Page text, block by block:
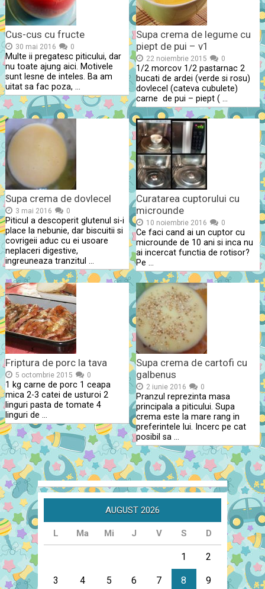
Cus-cus cu fructe
30 mai 2016 0
Multe ii pregatesc piticului, dar
nu toate ajung aici. Motivele
sunt lesne de inteles. Ba am
uitat sa fac poza, …
Supa crema de legume cu
piept de pui – v1
22 noiembrie 2015 0
1/2 morcov 1/2 pastarnac 2
bucati de ardei (verde si rosu)
dovlecel (cateva cubulete)
carne de pui – piept ( …
Supa crema de dovlecel
3 mai 2016 0
Piticul a descoperit glutenul si-i
place la nebunie, dar biscuitii si
covrigeii aduc cu ei usoare
neplaceri digestive,
ingreuneaza tranzitul …
Curatarea cuptorului cu
microunde
10 noiembrie 2016 0
Ce faci cand ai un cuptor cu
microunde de 10 ani si inca nu
ai incercat functia de rotisor?
Pe …
Friptura de porc la tava
5 octombrie 2015 0
1 kg carne de porc 1 ceapa
mica 2-3 catei de usturoi 2
linguri pasta de tomate 4
linguri de …
Supa crema de cartofi cu
galbenus
2 iunie 2016 0
Pranzul reprezinta masa
principala a piticului. Supa
crema este la mare rang in
preferintele lui. Incerc pe cat
posibil sa …
AUGUST 2026
L Ma Mi J V S D
1 2
3 4 5 6 7 8 9